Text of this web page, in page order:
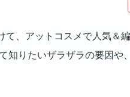
て、アットコスメで人気＆
知りたいザラザラの要因や